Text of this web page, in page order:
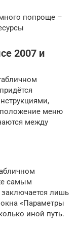
попроще –
2007 и
меню
между
самым
лишь
«Параметры
иной путь.